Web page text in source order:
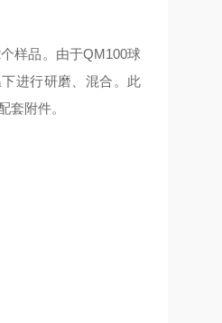
样品。由于QM100球
进行研磨、混合。此
附件。